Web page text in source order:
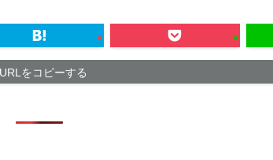
URLをコピーする